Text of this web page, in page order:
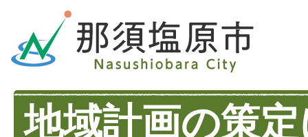
地域計画の策